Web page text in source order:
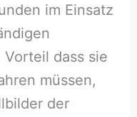
im Einsatz
dass sie
müssen,
der